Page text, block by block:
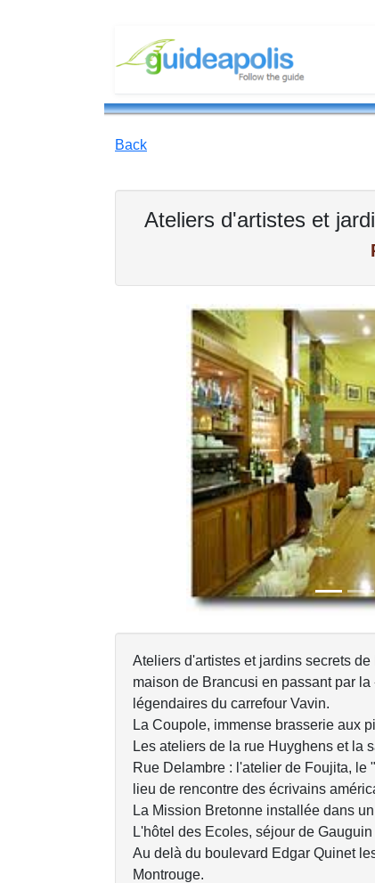
Back
Ateliers d'artistes et
Previous
Ateliers d'artistes et jardins secrets
maison de Brancusi en passant par
légendaires du carrefour Vavin.
La Coupole, immense brasserie aux
Les ateliers de la rue Huyghens et la
Rue Delambre : l'atelier de Foujita,
lieu de rencontre des écrivains
La Mission Bretonne installée dans
L'hôtel des Ecoles, séjour de
Au delà du boulevard Edgar Quinet
Montrouge.